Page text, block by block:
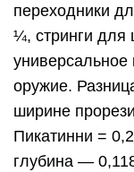
переходники
¼, стринги
универсальное
оружие.
ширине
Пикатинни =
глубина —